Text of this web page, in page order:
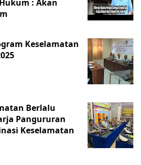
: Akan
Keselamatan
Berlalu
Pangururan
Keselamatan